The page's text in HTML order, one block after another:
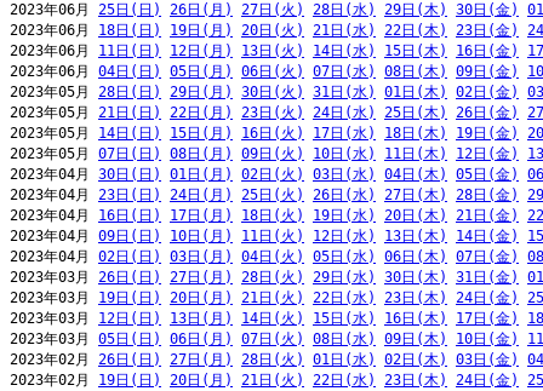
2023年06月 25日(日) 26日(月) 27日(火) 28日(水) 29日(木) 30日(金)
2023年06月 18日(日) 19日(月) 20日(火) 21日(水) 22日(木) 23日(金)
2023年06月 11日(日) 12日(月) 13日(火) 14日(水) 15日(木) 16日(金)
2023年06月 04日(日) 05日(月) 06日(火) 07日(水) 08日(木) 09日(金)
2023年05月 28日(日) 29日(月) 30日(火) 31日(水) 01日(木) 02日(金)
2023年05月 21日(日) 22日(月) 23日(火) 24日(水) 25日(木) 26日(金)
2023年05月 14日(日) 15日(月) 16日(火) 17日(水) 18日(木) 19日(金)
2023年05月 07日(日) 08日(月) 09日(火) 10日(水) 11日(木) 12日(金)
2023年04月 30日(日) 01日(月) 02日(火) 03日(水) 04日(木) 05日(金)
2023年04月 23日(日) 24日(月) 25日(火) 26日(水) 27日(木) 28日(金)
2023年04月 16日(日) 17日(月) 18日(火) 19日(水) 20日(木) 21日(金)
2023年04月 09日(日) 10日(月) 11日(火) 12日(水) 13日(木) 14日(金)
2023年04月 02日(日) 03日(月) 04日(火) 05日(水) 06日(木) 07日(金)
2023年03月 26日(日) 27日(月) 28日(火) 29日(水) 30日(木) 31日(金)
2023年03月 19日(日) 20日(月) 21日(火) 22日(水) 23日(木) 24日(金)
2023年03月 12日(日) 13日(月) 14日(火) 15日(水) 16日(木) 17日(金)
2023年03月 05日(日) 06日(月) 07日(火) 08日(水) 09日(木) 10日(金)
2023年02月 26日(日) 27日(月) 28日(火) 01日(水) 02日(木) 03日(金)
2023年02月 19日(日) 20日(月) 21日(火) 22日(水) 23日(木) 24日(金)